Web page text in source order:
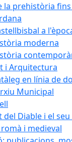
la prehistòria
a
moderna
i Arquitectura
en línia de
Municipal
del Diable i el
i medieval